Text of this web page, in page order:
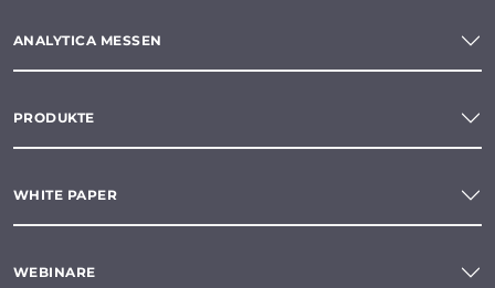
ANALYTICA MESSEN
PRODUKTE
WHITE PAPER
WEBINARE